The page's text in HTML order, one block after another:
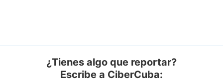
¿Tienes algo que reportar?
Escribe a CiberCuba: